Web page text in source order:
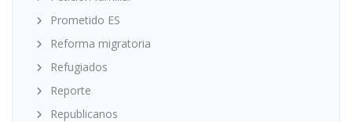
Prometido ES
Reforma migratoria
Refugiados
Reporte
Republicanos